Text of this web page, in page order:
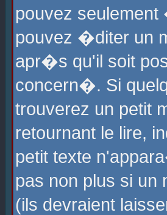
pouvez
pouvez �diter un
apr�s qu'il soit
concern�. Si
trouverez un petit
retournant le lire,
petit texte
pas non plus si
(ils devraient